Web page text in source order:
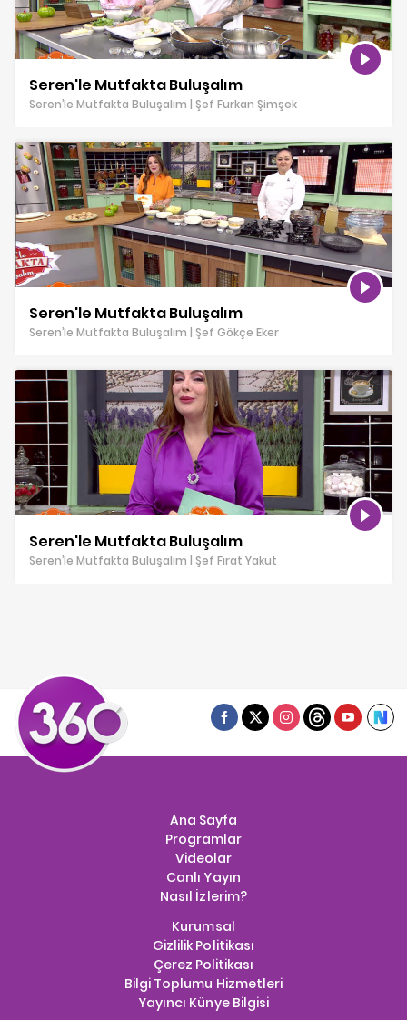
Seren'le Mutfakta Buluşalım
Seren’le Mutfakta Buluşalım | Şef Furkan Şimşek
Seren'le Mutfakta Buluşalım
Seren’le Mutfakta Buluşalım | Şef Gökçe Eker
Seren'le Mutfakta Buluşalım
Seren’le Mutfakta Buluşalım | Şef Fırat Yakut
Ana Sayfa
Programlar
Videolar
Canlı Yayın
Nasıl İzlerim?
Kurumsal
Gizlilik Politikası
Çerez Politikası
Bilgi Toplumu Hizmetleri
Yayıncı Künye Bilgisi